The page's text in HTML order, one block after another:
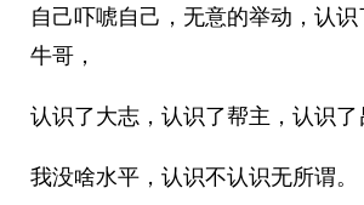
自己吓唬自己，无意的举动，认
牛哥，
认识了大志，认识了帮主，认识了
我没啥水平，认识不认识无所谓。